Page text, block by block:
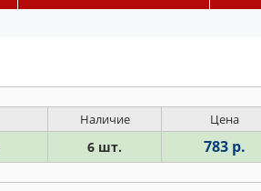
Наличие Цена
6 шт. 783 р.